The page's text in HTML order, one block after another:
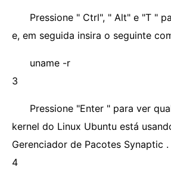
Pressione " Ctrl", " Alt" e "T "
e, em seguida insira o seguinte
uname -r
3
Pressione "Enter " para ver
kernel do Linux Ubuntu está
Gerenciador de Pacotes Synaptic .
4